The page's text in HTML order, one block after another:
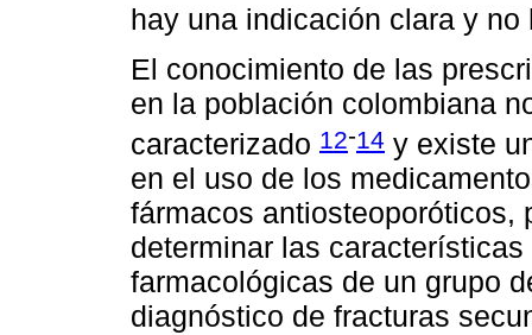
hay una indicación clara y
El conocimiento de las
en la población colombiana
caracterizado 12-14 y existe
en el uso de los
fármacos antiosteoporóticos,
determinar las
farmacológicas de un grupo
diagnóstico de fracturas